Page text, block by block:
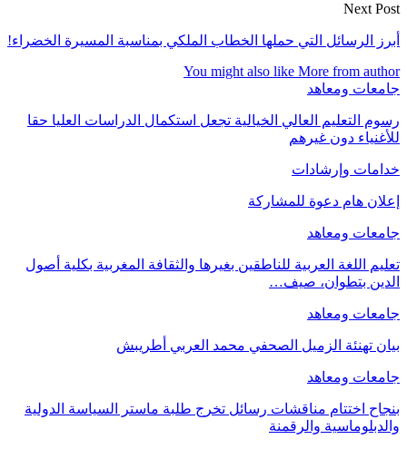
Next Post
أبرز الرسائل التي حملها الخطاب الملكي بمناسبة المسيرة الخضراء!
You might also like More from author
جامعات ومعاهد
رسوم التعليم العالي الخيالية تجعل استكمال الدراسات العليا حقا
للأغنياء دون غيرهم
خدامات وإرشادات
إعلان هام دعوة للمشاركة
جامعات ومعاهد
تعليم اللغة العربية للناطقين بغيرها والثقافة المغربية بكلية أصول
الدين بتطوان، صيف…
جامعات ومعاهد
بيان تهنئة الزميل الصحفي محمد العربي أطريبش
جامعات ومعاهد
بنجاح اختتام مناقشات رسائل تخرج طلبة ماستر السياسة الدولية
والدبلوماسية والرقمنة